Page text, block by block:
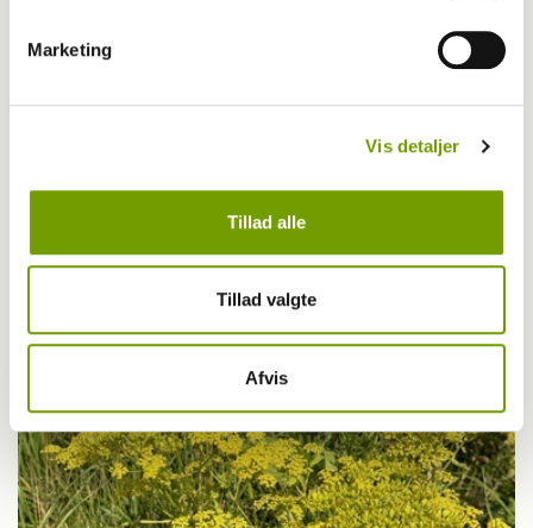
Marketing
Vis detaljer
Tillad alle
Tillad valgte
Afvis
Første bichon havanais med BH-titel